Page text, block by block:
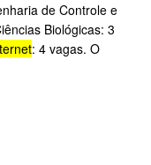
de Controle e
Biológicas: 3
: 4 vagas. O